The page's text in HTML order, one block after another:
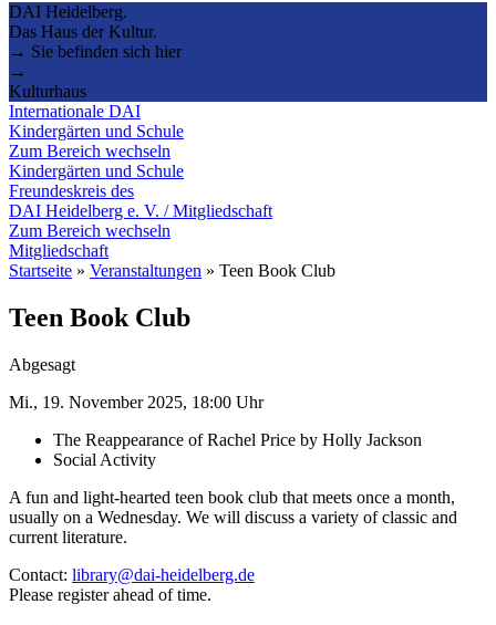
DAI Heidelberg.
Das Haus der Kultur.
→ Sie befinden sich hier
→
Kulturhaus
Internationale DAI
Kindergärten und Schule
Zum Bereich wechseln
Kindergärten und Schule
Freundeskreis des
DAI Heidelberg e. V. / Mitgliedschaft
Zum Bereich wechseln
Mitgliedschaft
Startseite » Veranstaltungen » Teen Book Club
Teen Book Club
Abgesagt
Mi., 19. November 2025, 18:00 Uhr
The Reappearance of Rachel Price by Holly Jackson
Social Activity
A fun and light-hearted teen book club that meets once a month,
usually on a Wednesday. We will discuss a variety of classic and
current literature.
Contact: library@dai-heidelberg.de
Please register ahead of time.